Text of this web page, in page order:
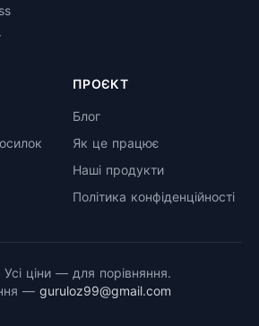
ПРОЄКТ
Блог
Як це працює
Наші продукти
Політика конфіденційності
ціни — для порівняння.
— guruloz99@gmail.com